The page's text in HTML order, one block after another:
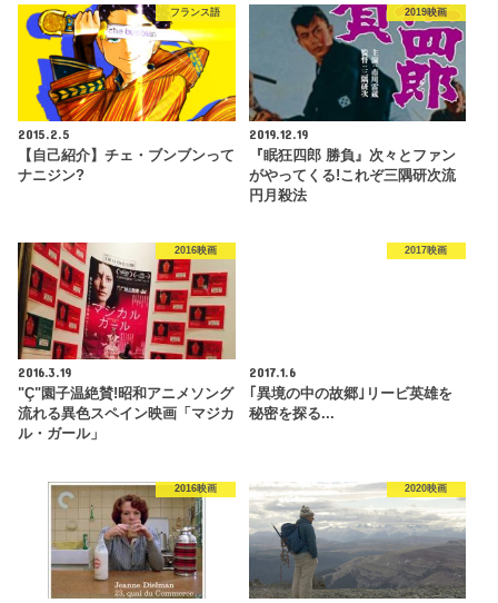
フランス語
2015.2.5
【自己紹介】チェ・ブンブンって
ナニジン?
2019映画
2019.12.19
『眠狂四郎 勝負』次々とファン
がやってくる!これぞ三隅研次流
円月殺法
2016映画
2016.3.19
"Ç"園子温絶賛!昭和アニメソング
流れる異色スペイン映画「マジカ
ル・ガール」
2017映画
2017.1.6
｢異境の中の故郷｣リービ英雄を
秘密を探る...
2016映画 2020映画